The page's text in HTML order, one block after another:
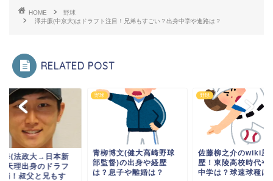
HOME
野球
澤井廉(中京大)はドラフト注目！兄弟もすごい？出身中学や進路は？
RELATED POST
海(法政大→日本新
天理出身のドラフ
補！叔父と兄もす
野球
青栁博文(健大高崎野球
部監督)の出身や経歴
は？息子や離婚は？
野球
佐藤柳之介のwiki風
歴！東陵高校時代や
中学は？球速球種は